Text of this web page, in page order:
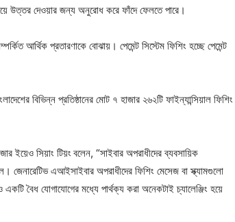
উত্তর দেওয়ার জন্য অনুরোধ করে ফাঁদে ফেলতে পারে।
আর্থিক প্রতারণাকে বোঝায়। পেমেন্ট সিস্টেম ফিশিং হচ্ছে পেমেন্ট
বিভিন্ন প্রতিষ্ঠানের মোট ৭ হাজার ২৬২টি ফাইন্যান্সিয়াল ফিশিং
ইয়েও সিয়াং টিয়ং বলেন, “সাইবার অপরাধীদের ব্যবসায়িক
জেনারেটিভ এআইসাইবার অপরাধীদের ফিশিং মেসেজ বা স্ক্যামগুলো
বৈধ যোগাযোগের মধ্যে পার্থক্য করা অনেকটাই চ্যালেঞ্জিং হয়ে